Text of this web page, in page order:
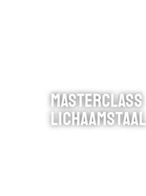
Masterclass
lichaamstaal